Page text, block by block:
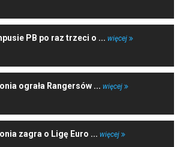
PB po raz trzeci o ... więcej
ograła Rangersów ... więcej
zagra o Ligę Euro ... więcej